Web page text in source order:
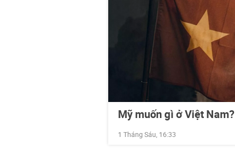
Mỹ muốn gì ở Việt Nam?
1 Tháng Sáu, 16:33